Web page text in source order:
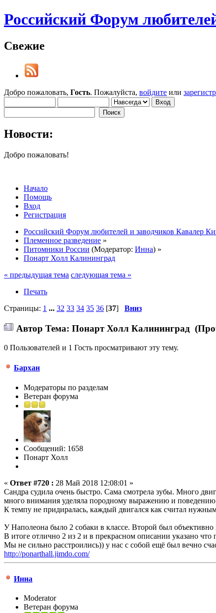
Российский Форум
Свежие
Добро пожаловать, Гость. Пожалуйста, войдите или
Новости:
Добро пожаловать!
Начало
Помощь
Вход
Регистрация
Российский Форум любителей и заводчиков Кавалер
Племенное разведение »
Питомники России (Модератор: Инна) »
Понарт Холл Калининград
« предыдущая тема следующая тема »
Печать
Страницы: 1 ... 32 33 34 35 36 [37] Вниз
Автор Тема: Понарт Холл Калининград
0 Пользователей и 1 Гость просматривают эту тему.
Бархан
Модераторы по разделам
Ветеран форума
Сообщений: 1658
Понарт Холл
« Ответ #720 : 28 Май 2018 12:08:01 »
Сандра судила очень быстро. Сама смотрела зубы. Много
много внимания уделяла породному выражению и
К темпу не придиралась, каждый двигался как считал
У Наполеона было 2 собаки в классе. Второй был объективно
В итоге отлично 2 из 2 и в прекрасном описании указано что
Мы не сильно расстроились)) у нас с собой ещё был вечно
http://ponarthall.jimdo.com/
Инна
Moderator
Ветеран форума